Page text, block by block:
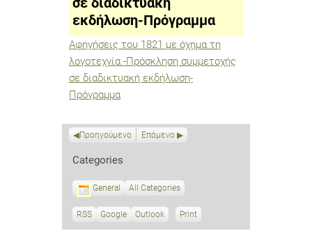
διαδικτυακή
εκδήλωση-
Πρόγραμμα
εκδήλωση-Πρόγραμμα
Αφηγήσεις του 1821 με όχημα τη
λογοτεχνία -Πρόσκληση συμμετοχής
σε διαδικτυακή εκδήλωση-
Πρόγραμμα
Προηγούμενο Επόμενο
Categories
General All Categories
RSS
S
Google
S
Outlook Print